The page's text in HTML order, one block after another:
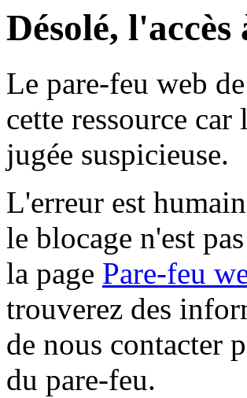
Désolé,
Le pare-feu web
cette ressource
jugée suspicieuse.
L'erreur est
le blocage n'est
la page Pare-feu
trouverez des
de nous contacter
du pare-feu.